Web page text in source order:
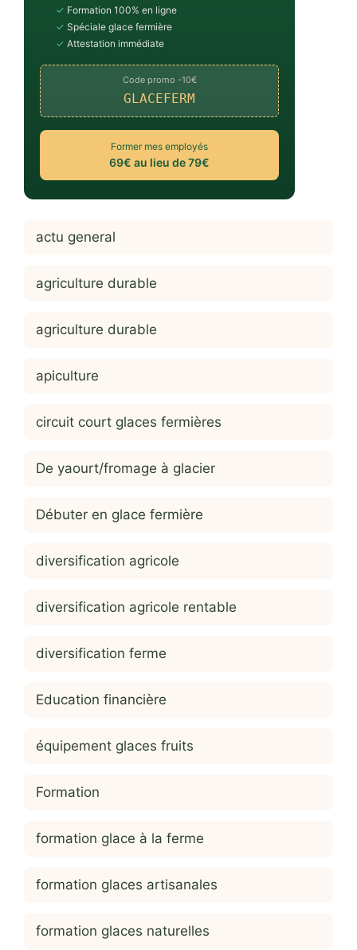
✓ Formation 100% en ligne
✓ Spéciale glace fermière
✓ Attestation immédiate
Code promo -10€
GLACEFERM
Former mes employés
69€ au lieu de 79€
actu general
agriculture durable
agriculture durable
apiculture
circuit court glaces fermières
De yaourt/fromage à glacier
Débuter en glace fermière
diversification agricole
diversification agricole rentable
diversification ferme
Education financière
équipement glaces fruits
Formation
formation glace à la ferme
formation glaces artisanales
formation glaces naturelles